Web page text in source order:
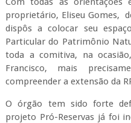
proprietário, Eliseu Gomes,
dispôs a colocar seu
Particular do Patrimônio
toda a comitiva, na
Francisco, mais
compreender a extensão da
O órgão tem sido forte
projeto Pró-Reservas já foi